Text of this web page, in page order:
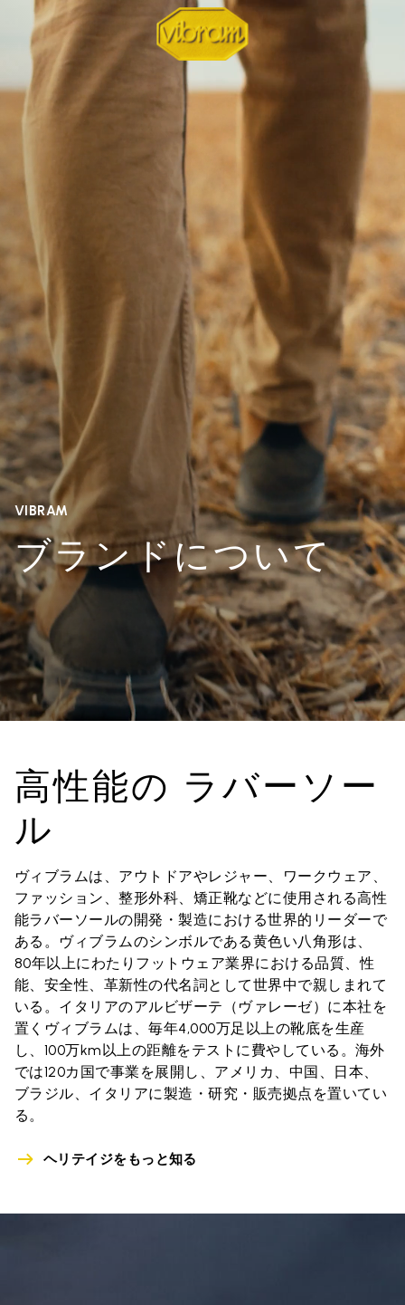
VIBRAM
ブランドについて
高性能の ラバーソー
ル
ヴィブラムは、アウトドアやレジャー、ワークウェア、
ファッション、整形外科、矯正靴などに使用される高性
能ラバーソールの開発・製造における世界的リーダーで
ある。ヴィブラムのシンボルである黄色い八角形は、
80年以上にわたりフットウェア業界における品質、性
能、安全性、革新性の代名詞として世界中で親しまれて
いる。イタリアのアルビザーテ（ヴァレーゼ）に本社を
置くヴィブラムは、毎年4,000万足以上の靴底を生産
し、100万km以上の距離をテストに費やしている。海外
では120カ国で事業を展開し、アメリカ、中国、日本、
ブラジル、イタリアに製造・研究・販売拠点を置いてい
る。
ヘリテイジをもっと知る